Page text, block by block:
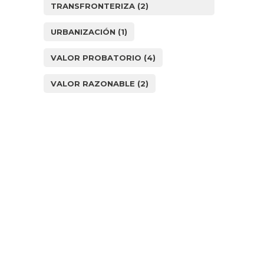
TRANSFRONTERIZA (2)
URBANIZACIÓN (1)
VALOR PROBATORIO (4)
VALOR RAZONABLE (2)